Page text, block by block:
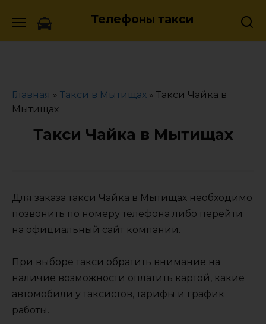
Телефоны такси
Главная » Такси в Мытищах » Такси Чайка в
Мытищах
Такси Чайка в Мытищах
Для заказа такси Чайка в Мытищах необходимо
позвонить по номеру телефона либо перейти
на официальный сайт компании.
При выборе такси обратить внимание на
наличие возможности оплатить картой, какие
автомобили у таксистов, тарифы и график
работы.